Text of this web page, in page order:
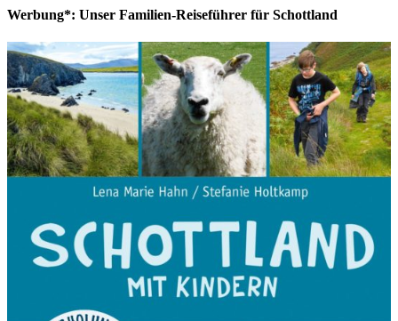
Werbung*: Unser Familien-Reiseführer für Schottland